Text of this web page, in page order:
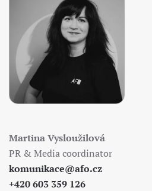
Martina Vysloužilová
PR & Media coordinator
komunikace@afo.cz
+420 603 359 126